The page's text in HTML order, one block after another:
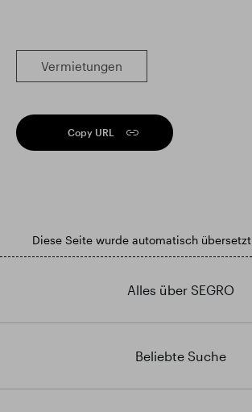
Vermietungen
Copy URL
Diese Seite wurde automatisch
Alles über SEGRO
Beliebte Suche